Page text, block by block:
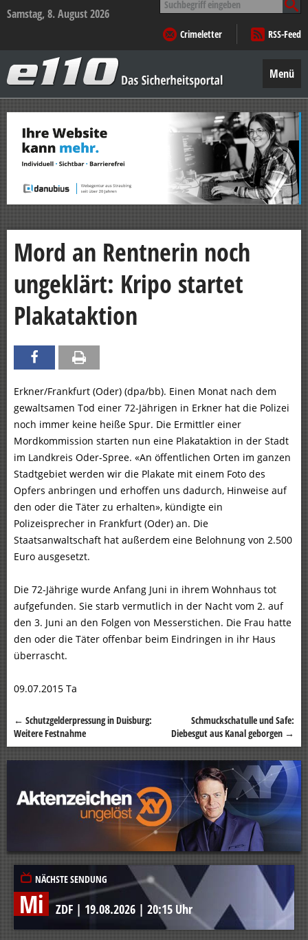
Samstag, 8. August 2026
nach:
Crimeletter
RSS-Feed
–
Das
Sicherheitsportal
Menü
Zum
Inhalt
springen
Mord an Rentnerin noch
ungeklärt: Kripo startet
Plakataktion
Erkner/Frankfurt (Oder) (dpa/bb). Einen Monat nach dem
gewaltsamen Tod einer 72-Jährigen in Erkner hat die Polizei
noch immer keine heiße Spur. Die Ermittler einer
Mordkommission starten nun eine Plakataktion in der Stadt
im Landkreis Oder-Spree. «An öffentlichen Orten im ganzen
Stadtgebiet werden wir die Plakate mit einem Foto des
Opfers anbringen und erhoffen uns dadurch, Hinweise auf
den oder die Täter zu erhalten», kündigte ein
Polizeisprecher in Frankfurt (Oder) an. Die
Staatsanwaltschaft hat außerdem eine Belohnung von 2.500
Euro ausgesetzt.
Die 72-Jährige wurde Anfang Juni in ihrem Wohnhaus tot
aufgefunden. Sie starb vermutlich in der Nacht vom 2. auf
den 3. Juni an den Folgen von Messerstichen. Die Frau hatte
den oder die Täter offenbar beim Eindringen in ihr Haus
überrascht.
09.07.2015 Ta
Beitragsnavigation
← Schutzgelderpressung in Duisburg:
Weitere Festnahme
Schmuckschatulle und Safe:
Diebesgut aus Kanal geborgen →
NÄCHSTE SENDUNG
Mi ZDF | 19.08.2026 | 20:15 Uhr